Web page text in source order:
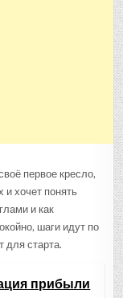
первое кресло,
и хочет понять
и как
шаги идут по
для старта.
прибыли